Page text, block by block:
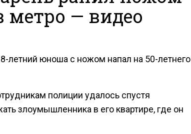
— видео
летний юноша с ножом напал на 50-летнего
полиции удалось спустя
злоумышленника в его квартире, где он